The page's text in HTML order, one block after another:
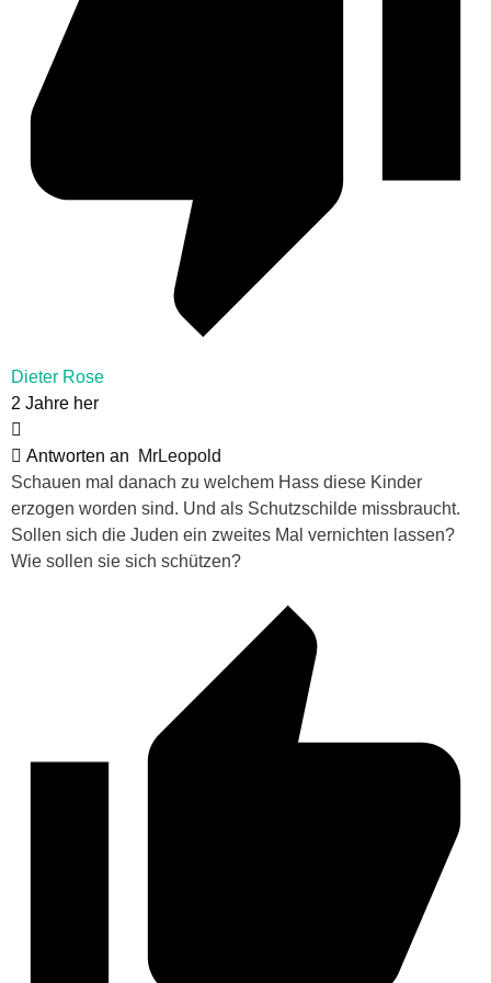
Dieter Rose
2 Jahre her
Antworten an
MrLeopold
Schauen mal danach zu welchem Hass diese Kinder
erzogen worden sind. Und als Schutzschilde missbraucht.
Sollen sich die Juden ein zweites Mal vernichten lassen?
Wie sollen sie sich schützen?